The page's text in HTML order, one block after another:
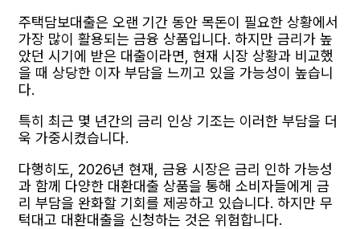
주택담보대출은 오랜 기간 동안 목돈이 필요한 상황에서
가장 많이 활용되는 금융 상품입니다. 하지만 금리가 높
았던 시기에 받은 대출이라면, 현재 시장 상황과 비교했
을 때 상당한 이자 부담을 느끼고 있을 가능성이 높습니
다.
특히 최근 몇 년간의 금리 인상 기조는 이러한 부담을 더
욱 가중시켰습니다.
다행히도, 2026년 현재, 금융 시장은 금리 인하 가능성
과 함께 다양한 대환대출 상품을 통해 소비자들에게 금
리 부담을 완화할 기회를 제공하고 있습니다. 하지만 무
턱대고 대환대출을 신청하는 것은 위험합니다.